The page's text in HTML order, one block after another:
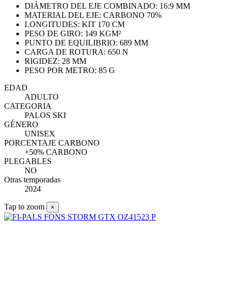
DIÁMETRO DEL EJE COMBINADO: 16:9 MM
MATERIAL DEL EJE: CARBONO 70%
LONGITUDES: KIT 170 CM
PESO DE GIRO: 149 KGM²
PUNTO DE EQUILIBRIO: 689 MM
CARGA DE ROTURA: 650 N
RIGIDEZ: 28 MM
PESO POR METRO: 85 G
EDAD
ADULTO
CATEGORIA
PALOS SKI
GÉNERO
UNISEX
PORCENTAJE CARBONO
+50% CARBONO
PLEGABLES
NO
Otras temporadas
2024
Tap to zoom ×